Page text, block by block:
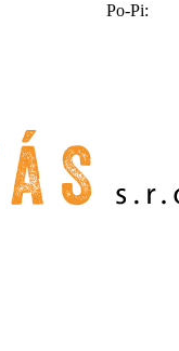
Po-Pi: